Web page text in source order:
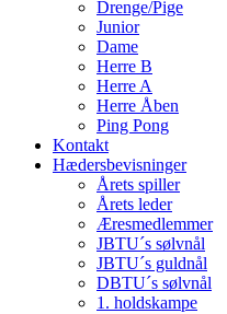
Drenge/Pige
Junior
Dame
Herre B
Herre A
Herre Åben
Ping Pong
Kontakt
Hædersbevisninger
Årets spiller
Årets leder
Æresmedlemmer
JBTU´s sølvnål
JBTU´s guldnål
DBTU´s sølvnål
1. holdskampe